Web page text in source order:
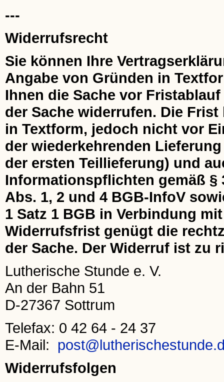
---
Widerrufsrecht
Sie können Ihre
Angabe von Gründen in
Ihnen die Sache vor
der Sache widerrufen. Die
in Textform, jedoch nicht vor
der wiederkehrenden
der ersten Teillieferung) und
Informationspflichten gemäß §
Abs. 1, 2 und 4 BGB-InfoV
1 Satz 1 BGB in Verbindung
Widerrufsfrist genügt die
der Sache. Der Widerruf ist zu
Lutherische Stunde e. V.
An der Bahn 51
D-27367 Sottrum
Telefax: 0 42 64 - 24 37
E-Mail:
Widerrufsfolgen